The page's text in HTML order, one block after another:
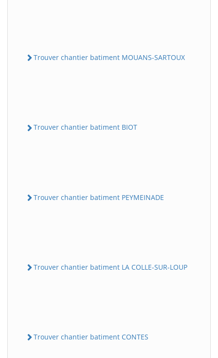
Trouver chantier batiment MOUANS-SARTOUX
Trouver chantier batiment BIOT
Trouver chantier batiment PEYMEINADE
Trouver chantier batiment LA COLLE-SUR-LOUP
Trouver chantier batiment CONTES